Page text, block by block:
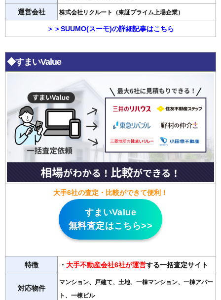
運営会社 株式会社リクルート（東証プライム上場企業）
＞＞SUUMO(スーモ)の詳細記事はこちら
◆すまいValue
大手6社の査定・比較ができて便利！
すまいValue
無料査定はこちら>>
特徴 ・ 大手不動産会社6社が運営する一括査定サイト
対応物件
マンション、戸建て、土地、一棟マンション、一棟アパー
ト、一棟ビル